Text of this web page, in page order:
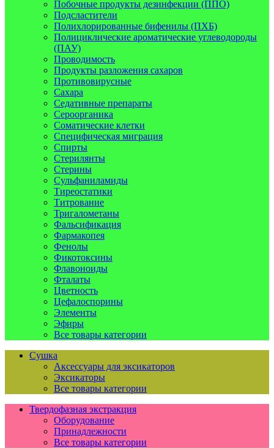
Побочные продукты дезинфекции (ППО)
Подсластители
Полихлорированные бифенилы (ПХБ)
Полициклические ароматические углеводороды
(ПАУ)
Проводимость
Продукты разложения сахаров
Противовирусные
Сахара
Седативные препараты
Сероорганика
Соматические клетки
Специфическая миграция
Спирты
Стерилянты
Стерины
Сульфаниламиды
Тиреостатики
Титрование
Тригалометаны
Фальсификация
Фармакопея
Фенолы
Фикотоксины
Флавоноиды
Фталаты
Цветность
Цефалоспорины
Элементы
Эфиры
Все товары категории
Сушка
Аксессуары для эксикаторов
Эксикаторы
Все товары категории
Твердофазная экстракция
Оборудование
Принадлежности
Все товары категории